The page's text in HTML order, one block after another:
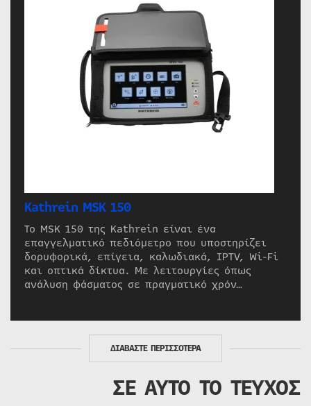
Kathrein MSK 150
Το MSK 150 της Kathrein είναι ένα
επαγγελματικό πεδιόμετρο που υποστηρίζει
δορυφορικά, επίγεια, καλωδιακά, IPTV, Wi-Fi
και οπτικά δίκτυα. Με λειτουργίες όπως
ανάλυση φάσματος σε πραγματικό χρόν…
ΔΙΑΒΑΣΤΕ ΠΕΡΙΣΣΟΤΕΡΑ
ΣΕ ΑΥΤΟ ΤΟ ΤΕΥΧΟΣ